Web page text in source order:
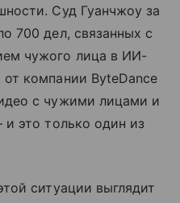
Суд Гуанчжоу за
700 дел, связанных с
чужого лица в ИИ-
компании ByteDance
с чужими лицами и
это только один из
ситуации выглядит